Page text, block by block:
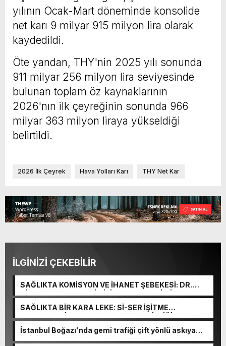
yılının Ocak-Mart döneminde konsolide
net karı 9 milyar 915 milyon lira olarak
kaydedildi.
Öte yandan, THY'nin 2025 yılı sonunda
911 milyar 256 milyon lira seviyesinde
bulunan toplam öz kaynaklarının
2026'nın ilk çeyreğinin sonunda 966
milyar 363 milyon liraya yükseldiği
belirtildi.
2026 İlk Çeyrek Hava Yolları Karı THY Net Kar
İLGİNİZİ ÇEKEBİLİR
SAĞLIKTA KOMİSYON VE İHANET ŞEBEKESİ: DR.
NİHAT URUÇ VE SEMİH İŞİTME MERKEZİ’NİN SGK
VURGUNU!
SAĞLIKTA BİR KARA LEKE: Sİ-SER İŞİTME
MERKEZLERİ VE MODERN UMUT TACİRLİĞİ
İstanbul Boğazı'nda gemi trafiği çift yönlü askıya